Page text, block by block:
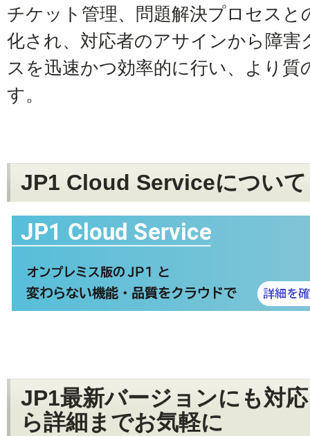
チケット管理、問題解決プロセスと
化され、対応者のアサインから障
スを迅速かつ効率的に行い、より
す。
JP1 Cloud Serviceについて
JP1最新バージョンにも対
ら詳細までお気軽に